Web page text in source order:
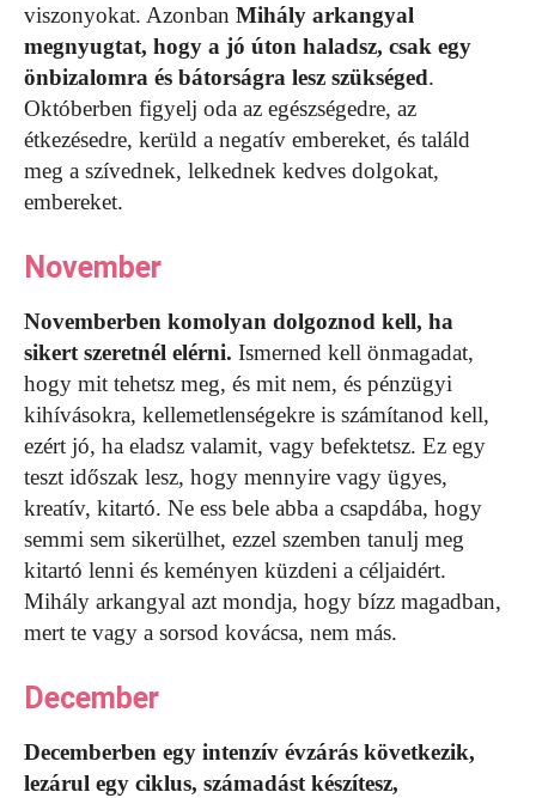
viszonyokat. Azonban Mihály arkangyal
megnyugtat, hogy a jó úton haladsz, csak egy
önbizalomra és bátorságra lesz szükséged.
Októberben figyelj oda az egészségedre, az
étkezésedre, kerüld a negatív embereket, és találd
meg a szívednek, lelkednek kedves dolgokat,
embereket.
November
Novemberben komolyan dolgoznod kell, ha
sikert szeretnél elérni. Ismerned kell önmagadat,
hogy mit tehetsz meg, és mit nem, és pénzügyi
kihívásokra, kellemetlenségekre is számítanod kell,
ezért jó, ha eladsz valamit, vagy befektetsz. Ez egy
teszt időszak lesz, hogy mennyire vagy ügyes,
kreatív, kitartó. Ne ess bele abba a csapdába, hogy
semmi sem sikerülhet, ezzel szemben tanulj meg
kitartó lenni és keményen küzdeni a céljaidért.
Mihály arkangyal azt mondja, hogy bízz magadban,
mert te vagy a sorsod kovácsa, nem más.
December
Decemberben egy intenzív évzárás következik,
lezárul egy ciklus, számadást készítesz,